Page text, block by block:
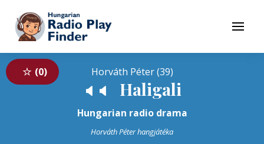
To contents
Menu
0 Horváth Péter (39)
🔈 🔈 Haligali
Hungarian radio drama
Horváth Péter hangjátéka